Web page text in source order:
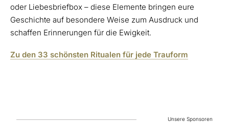
oder Liebesbriefbox – diese Elemente bringen eure
Geschichte auf besondere Weise zum Ausdruck und
schaffen Erinnerungen für die Ewigkeit.
Zu den 33 schönsten Ritualen für jede Trauform
Unsere Sponsoren